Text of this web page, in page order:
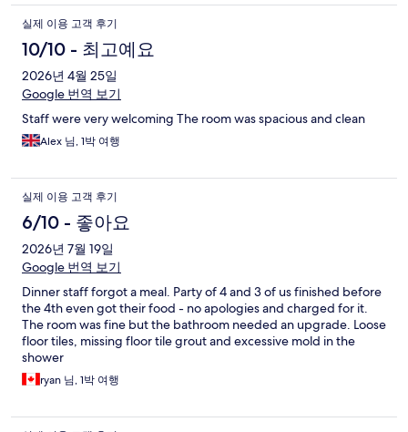
실제 이용 고객 후기
10/10 - 최고예요
2026년 4월 25일
Google 번역 보기
Staff were very welcoming The room was spacious and clean
Alex 님, 1박 여행
실제 이용 고객 후기
6/10 - 좋아요
2026년 7월 19일
Google 번역 보기
Dinner staff forgot a meal. Party of 4 and 3 of us finished before
the 4th even got their food - no apologies and charged for it.
The room was fine but the bathroom needed an upgrade. Loose
floor tiles, missing floor tile grout and excessive mold in the
shower
ryan 님, 1박 여행